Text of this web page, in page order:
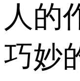
人的
巧妙